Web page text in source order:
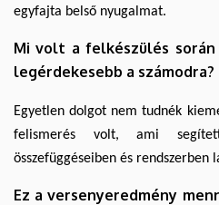
egyfajta belső nyugalmat.
Mi volt a felkészülés
legérdekesebb a számodra?
Egyetlen dolgot nem tudnék
felismerés volt, ami
összefüggéseiben és rendszerben
Ez a versenyeredmény